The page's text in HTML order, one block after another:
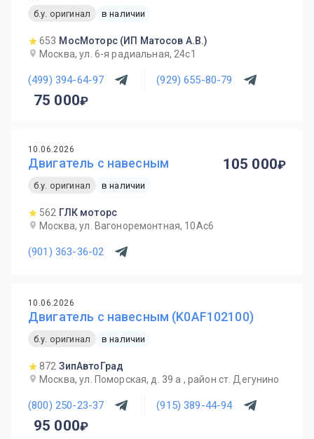
б.у. оригинал в наличии
653 МосМоторс (ИП Матосов А.В.)
Москва, ул. 6-я радиальная, 24с1
(499) 394-64-97 (929) 655-80-79
75 000
10.06.2026
Двигатель с навесным
б.у. оригинал в наличии
562 ГЛК моторс
Москва, ул. Вагоноремонтная, 10Ас6
(901) 363-36-02
105 000
10.06.2026
Двигатель с навесным (K0AF102100)
б.у. оригинал в наличии
872 ЗипАвтоГрад
Москва, ул. Поморская, д. 39 а , район ст. Дегунино
(800) 250-23-37 (915) 389-44-94
95 000